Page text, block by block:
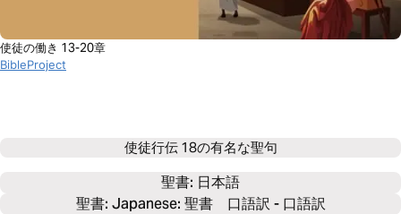
使徒の働き 13-20章
BibleProject
使徒行伝 18の有名な聖句
聖書: 日本語
聖書: Japanese: 聖書 口語訳 - 口語訳